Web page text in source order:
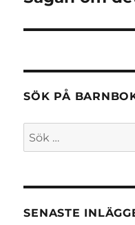
SÖK PÅ
Sök
SENASTE